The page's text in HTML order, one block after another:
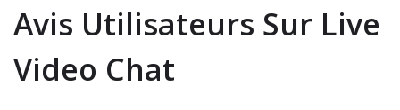
Avis Utilisateurs Sur Live
Video Chat